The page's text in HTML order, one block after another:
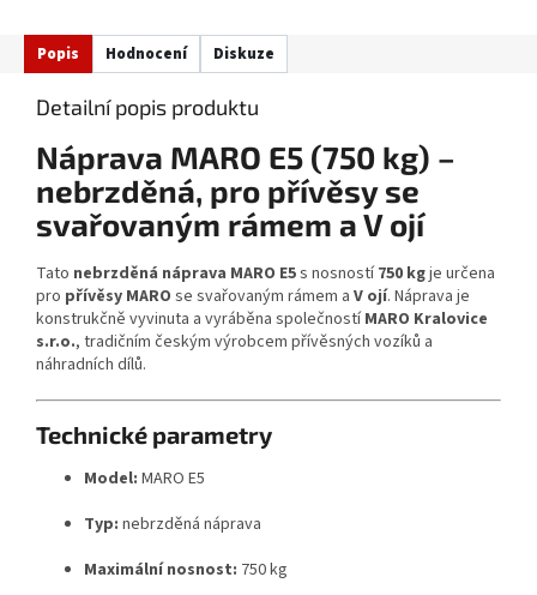
Popis Hodnocení Diskuze
Detailní popis produktu
Náprava MARO E5 (750 kg) –
nebrzděná, pro přívěsy se
svařovaným rámem a V ojí
Tato nebrzděná náprava MARO E5s nosností750 kgje určena
pro přívěsy MARO se svařovaným rámem a V ojí. Náprava je
konstrukčně vyvinuta a vyráběna společnostíMARO Kralovice
s.r.o., tradičním českým výrobcem přívěsných vozíků a
náhradních dílů.
Technické parametry
Model: MARO E5
Typ: nebrzděná náprava
Maximální nosnost: 750 kg